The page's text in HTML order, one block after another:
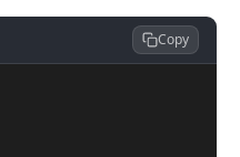
Copy